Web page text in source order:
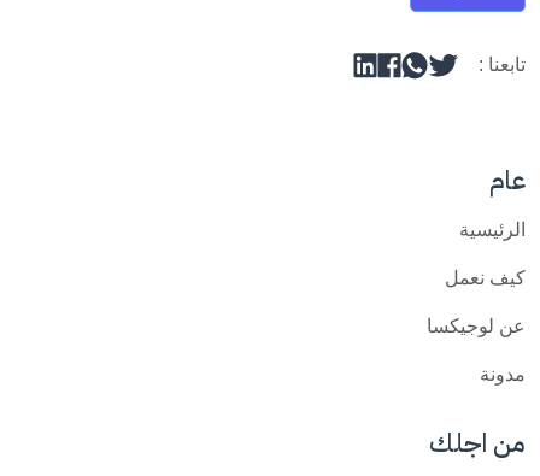
تابعنا :
عام
الرئيسية
كيف نعمل
عن لوجيكسا
مدونة
من اجلك